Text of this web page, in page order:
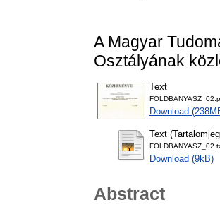
A Magyar
Osztályának
Text
Download
Text
Download (9kB)
Abstract